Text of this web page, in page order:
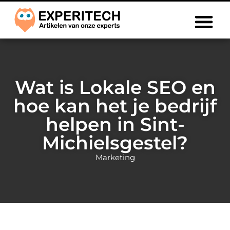
Wat is Lokale SEO en
hoe kan het je bedrijf
helpen in Sint-
Michielsgestel?
Marketing